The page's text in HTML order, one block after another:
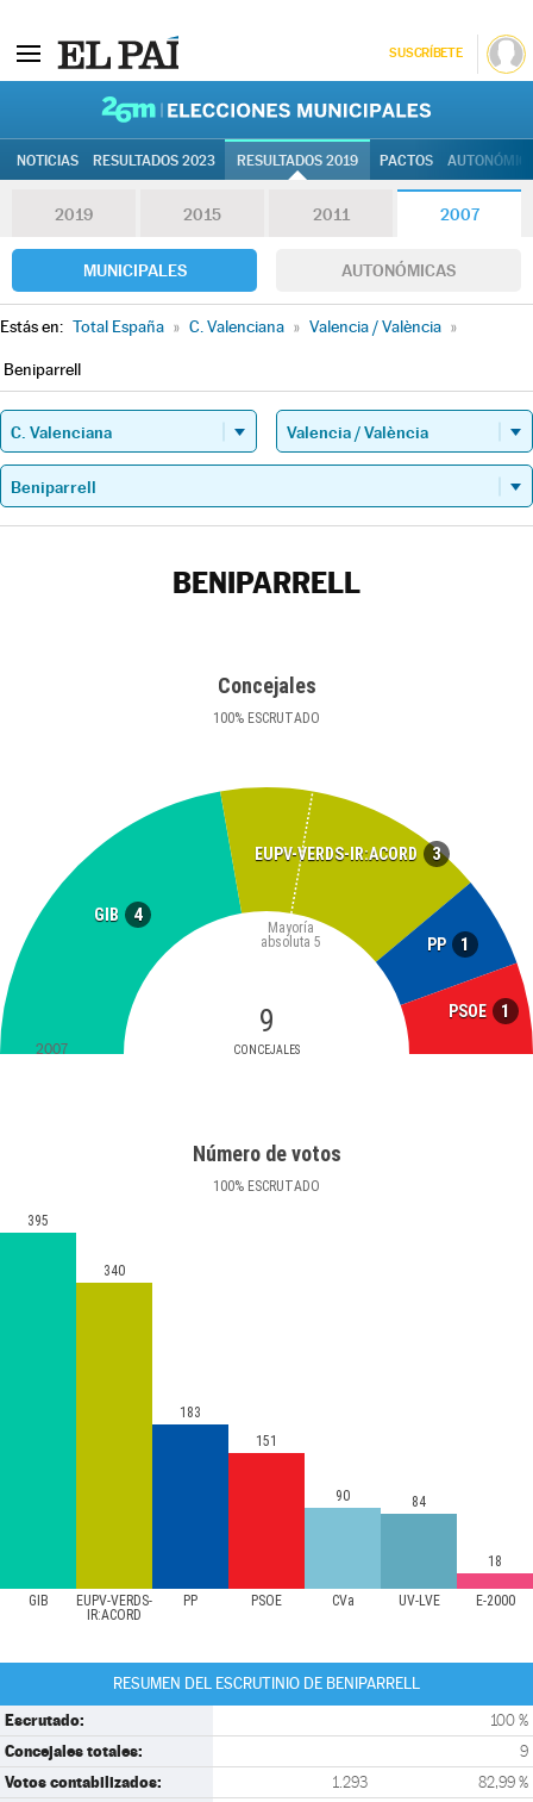
SUSCRÍBETE
NOTICIAS RESULTADOS 2023 RESULTADOS 2019 PACTOS
2019 2015 2011 2007
MUNICIPALES AUTONÓMICAS
Estás en: Total España » C. Valenciana » Valencia / València »
Beniparrell
BENIPARRELL
Concejales
100% ESCRUTADO
GIB 4
EUPV-VERDS-IR:ACORD 3
PP 1
PSOE 1
9
CONCEJALES
Mayoría
absoluta 5
2007
Número de votos
100% ESCRUTADO
GIB
EUPV-VERDS-
IR:ACORD
PP PSOE CVa UV-LVE E-2000
395
340
183
151
90 84
18
RESUMEN DEL ESCRUTINIO DE BENIPARRELL
Escrutado: 100 %
Concejales totales: 9
Votos contabilizados: 1.293 82,99 %